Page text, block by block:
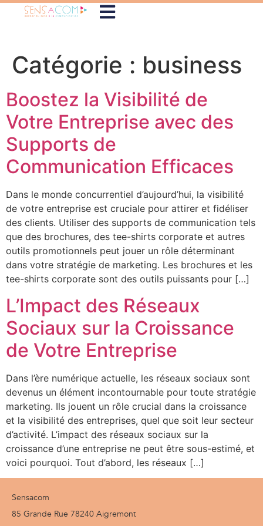
Catégorie : business
Boostez la Visibilité de
Votre Entreprise avec des
Supports de
Communication Efficaces
Dans le monde concurrentiel d’aujourd’hui, la visibilité
de votre entreprise est cruciale pour attirer et fidéliser
des clients. Utiliser des supports de communication tels
que des brochures, des tee-shirts corporate et autres
outils promotionnels peut jouer un rôle déterminant
dans votre stratégie de marketing. Les brochures et les
tee-shirts corporate sont des outils puissants pour […]
L’Impact des Réseaux
Sociaux sur la Croissance
de Votre Entreprise
Dans l’ère numérique actuelle, les réseaux sociaux sont
devenus un élément incontournable pour toute stratégie
marketing. Ils jouent un rôle crucial dans la croissance
et la visibilité des entreprises, quel que soit leur secteur
d’activité. L’impact des réseaux sociaux sur la
croissance d’une entreprise ne peut être sous-estimé, et
voici pourquoi. Tout d’abord, les réseaux […]
Sensacom
85 Grande Rue 78240 Aigremont